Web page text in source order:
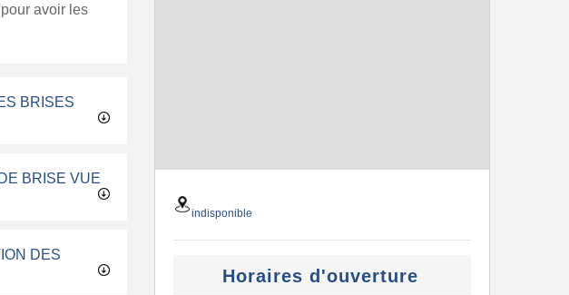
avoir les
BRISES
BRISE VUE
DES
indisponible
Horaires d'ouverture